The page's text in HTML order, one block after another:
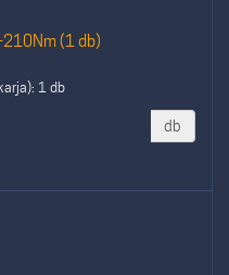
(1 db)
1 db
db